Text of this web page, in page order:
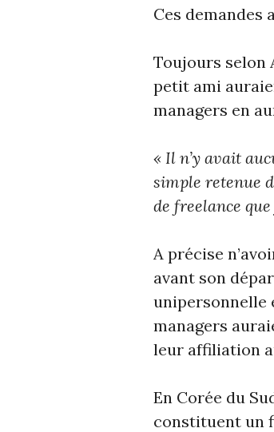
Ces demandes
Toujours selon
petit ami
managers en
« Il n’y avait
simple retenue
de freelance
A précise
avant son
unipersonnelle
managers
leur affiliation
En Corée du
constituent un